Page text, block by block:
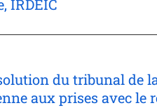
IRDEIC
du tribunal de
aux prises avec le